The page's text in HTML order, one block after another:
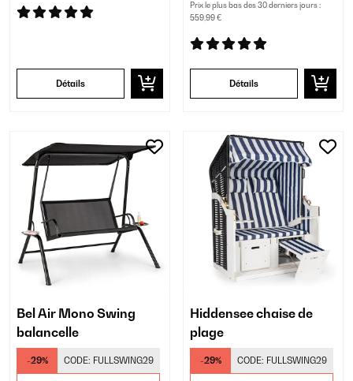
Détails
Prix le plus bas des 30 derniers jours :
559,99 €
Détails
Bel Air Mono Swing
balancelle
-29% CODE: FULLSWING29
Hiddensee chaise de
plage
-29% CODE: FULLSWING29